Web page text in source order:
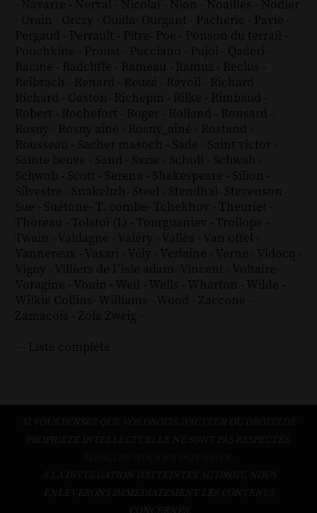
- Navarre - Nerval - Nicolaï - Nion - Noailles - Nodier
- Orain - Orczy - Ouida- Ourgant - Pacherie - Pavie -
Pergaud - Perrault - Pitre- Poe - Ponson du terrail -
Pouchkine - Proust - Pucciano - Pujol - Qaderi -
Racine - Radcliffe - Rameau - Ramuz - Reclus -
Reibrach - Renard - Reuzé - Révoil - Richard -
Richard - Gaston- Richepin - Rilke - Rimbaud -
Robert - Rochefort - Roger - Rolland - Ronsard -
Rosny - Rosny aîné - Rosny_aîné - Rostand -
Rousseau - Sacher masoch - Sade - Saint victor -
Sainte beuve - Sand - Sazie - Scholl - Schwab -
Schwob - Scott - Serena - Shakespeare - Silion -
Silvestre - Snakebzh- Steel - Stendhal- Stevenson -
Sue - Suétone- T. combe- Tchekhov - Theuriet -
Thoreau - Tolstoï (L) - Tourgueniev - Trollope -
Twain - Valdagne - Valéry - Vallès - Van offel -
Vannereux - Vasari - Vély - Verlaine - Verne - Vidocq -
Vigny - Villiers de l´isle adam- Vincent - Voltaire-
Voragine - Vouin - Weil - Wells - Wharton - Wilde -
Wilkie Collins- Williams - Wood - Zaccone -
Zamacoïs - Zola Zweig -
--- Liste complète